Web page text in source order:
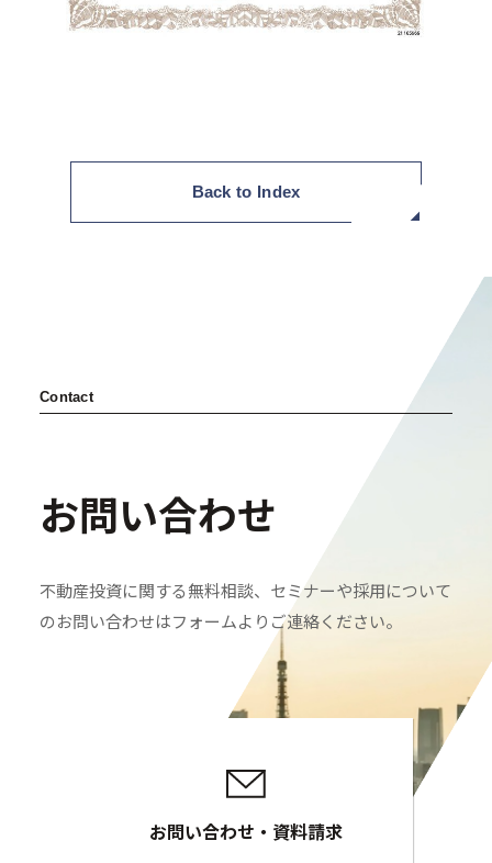
セミナー・イベント申込み
Back to Index
Contact
お問い合わせ
不動産投資に関する無料相談、セミナーや採用について
のお問い合わせはフォームよりご連絡ください。
お問い合わせ・資料請求